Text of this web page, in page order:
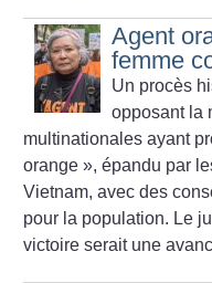
Agent
femme
Un procès
opposant la
multinationales ayant
orange », épandu par
Vietnam, avec des
pour la population. Le
victoire serait une